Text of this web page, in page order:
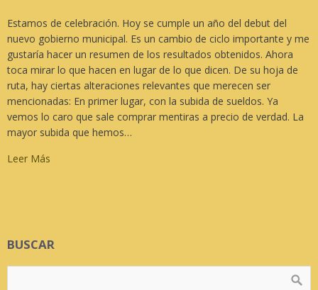
Estamos de celebración. Hoy se cumple un año del debut del
nuevo gobierno municipal. Es un cambio de ciclo importante y me
gustaría hacer un resumen de los resultados obtenidos. Ahora
toca mirar lo que hacen en lugar de lo que dicen. De su hoja de
ruta, hay ciertas alteraciones relevantes que merecen ser
mencionadas: En primer lugar, con la subida de sueldos. Ya
vemos lo caro que sale comprar mentiras a precio de verdad. La
mayor subida que hemos…
Leer Más
BUSCAR